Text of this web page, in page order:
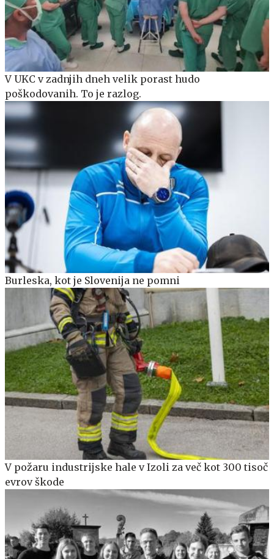
V UKC v zadnjih dneh velik porast hudo
poškodovanih. To je razlog.
Burleska, kot je Slovenija ne pomni
V požaru industrijske hale v Izoli za več kot 300 tisoč
evrov škode